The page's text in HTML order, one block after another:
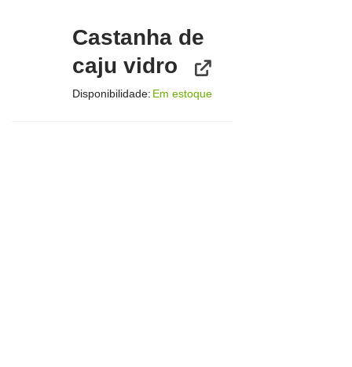
Castanha de
caju vidro
Disponibilidade: Em estoque